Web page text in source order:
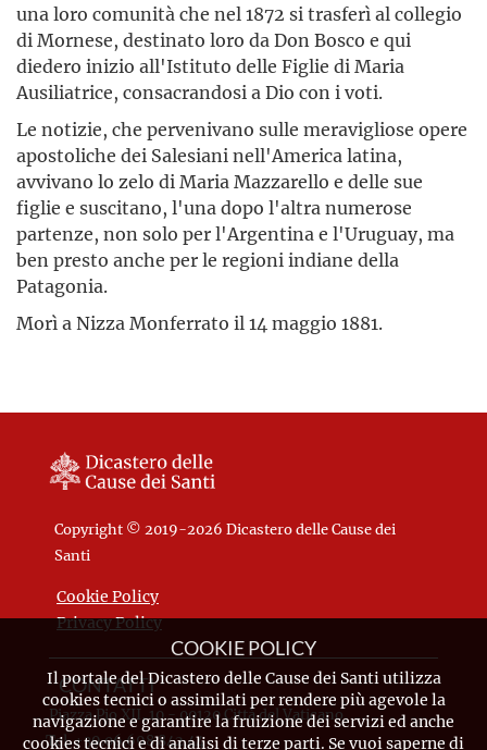
una loro comunità che nel 1872 si trasferì al collegio
di Mornese, destinato loro da Don Bosco e qui
diedero inizio all'Istituto delle Figlie di Maria
Ausiliatrice, consacrandosi a Dio con i voti.
Le notizie, che pervenivano sulle meravigliose opere
apostoliche dei Salesiani nell'America latina,
avvivano lo zelo di Maria Mazzarello e delle sue
figlie e suscitano, l'una dopo l'altra numerose
partenze, non solo per l'Argentina e l'Uruguay, ma
ben presto anche per le regioni indiane della
Patagonia.
Morì a Nizza Monferrato il 14 maggio 1881.
Copyright © 2019-2026 Dicastero delle Cause dei
Santi
Cookie Policy
Privacy Policy
CONTATTI
Piazza Pio XII, 10 - 00120 Città del Vaticano
Tel. +39.06.698.842.44
COOKIE POLICY
Il portale del Dicastero delle Cause dei Santi utilizza
cookies tecnici o assimilati per rendere più agevole la
navigazione e garantire la fruizione dei servizi ed anche
cookies tecnici e di analisi di terze parti. Se vuoi saperne di